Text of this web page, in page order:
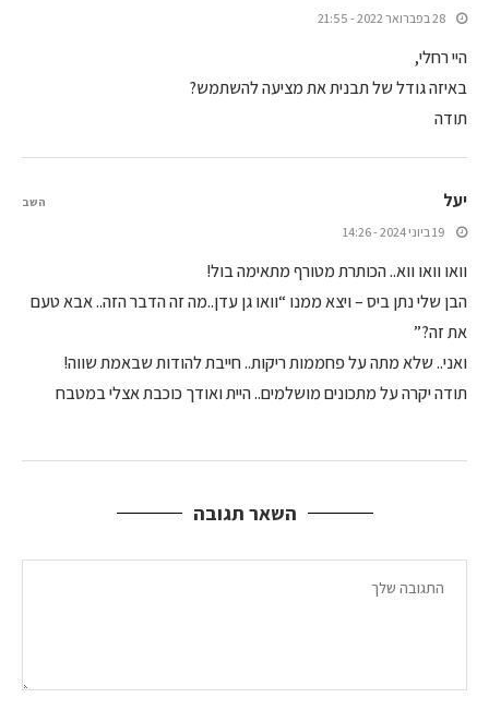
28 בפברואר 2022 - 21:55
היי רחלי,
באיזה גודל של תבנית את מציעה להשתמש?
תודה
יעל
19 ביוני 2024 - 14:26
וואו וואו ווא.. הכותרת מטורף מתאימה בול!
הבן שלי נתן ביס – ויצא ממנו “וואו גן עדן..מה זה הדבר הזה.. אבא טעם
את זה?”
ואני.. שלא מתה על פחממות ריקות.. חייבת להודות שבאמת שווה!
תודה יקרה על מתכונים מושלמים.. היית ואודך כוכבת אצלי במטבח
השב
השאר תגובה